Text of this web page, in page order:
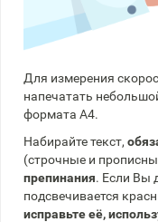
Для измерения
напечатать
формата А4.
Набирайте текст,
(строчные и
препинания. Если Вы
подсвечивается
исправьте её,